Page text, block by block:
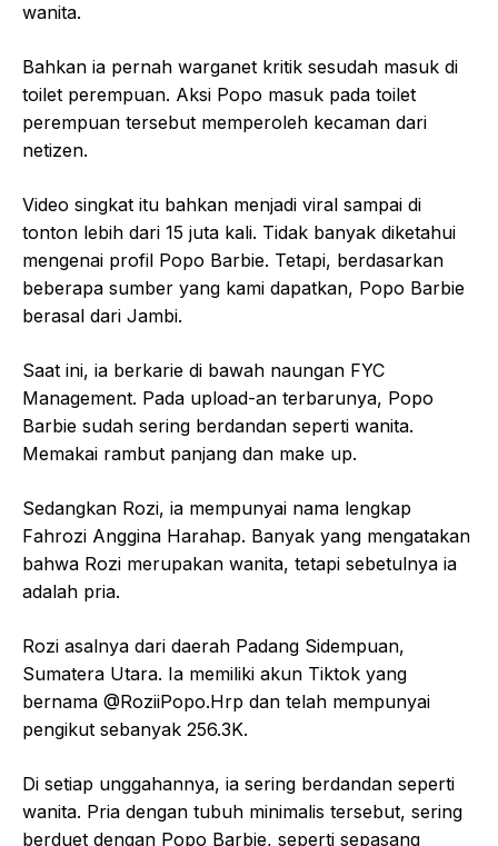
wanita.
Bahkan ia pernah warganet kritik sesudah masuk di
toilet perempuan. Aksi Popo masuk pada toilet
perempuan tersebut memperoleh kecaman dari
netizen.
Video singkat itu bahkan menjadi viral sampai di
tonton lebih dari 15 juta kali. Tidak banyak diketahui
mengenai profil Popo Barbie. Tetapi, berdasarkan
beberapa sumber yang kami dapatkan, Popo Barbie
berasal dari Jambi.
Saat ini, ia berkarie di bawah naungan FYC
Management. Pada upload-an terbarunya, Popo
Barbie sudah sering berdandan seperti wanita.
Memakai rambut panjang dan make up.
Sedangkan Rozi, ia mempunyai nama lengkap
Fahrozi Anggina Harahap. Banyak yang mengatakan
bahwa Rozi merupakan wanita, tetapi sebetulnya ia
adalah pria.
Rozi asalnya dari daerah Padang Sidempuan,
Sumatera Utara. Ia memiliki akun Tiktok yang
bernama @RoziiPopo.Hrp dan telah mempunyai
pengikut sebanyak 256.3K.
Di setiap unggahannya, ia sering berdandan seperti
wanita. Pria dengan tubuh minimalis tersebut, sering
berduet dengan Popo Barbie, seperti sepasang